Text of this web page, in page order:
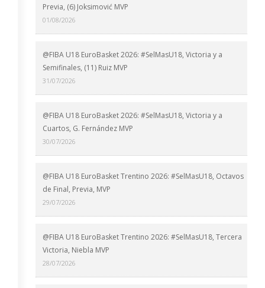
Previa, (6) Joksimović MVP
01/08/2026
@FIBA U18 EuroBasket 2026: #SelMasU18, Victoria y a
Semifinales, (11) Ruiz MVP
31/07/2026
@FIBA U18 EuroBasket 2026: #SelMasU18, Victoria y a
Cuartos, G. Fernández MVP
30/07/2026
@FIBA U18 EuroBasket Trentino 2026: #SelMasU18, Octavos
de Final, Previa, MVP
29/07/2026
@FIBA U18 EuroBasket Trentino 2026: #SelMasU18, Tercera
Victoria, Niebla MVP
28/07/2026